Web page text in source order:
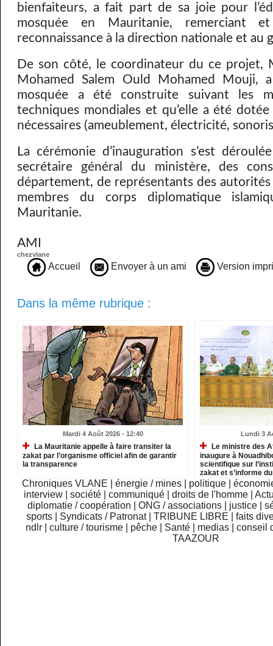
bienfaiteurs, a fait part de sa joie pour
mosquée en Mauritanie, remerciant
reconnaissance à la direction nationale et au
De son côté, le coordinateur du ce projet,
Mohamed Salem Ould Mohamed Mouji,
mosquée a été construite suivant les
techniques mondiales et qu’elle a été
nécessaires (ameublement, électricité,
La cérémonie d’inauguration s’est
secrétaire général du ministère, des
département, de représentants des
membres du corps diplomatique
Mauritanie.
AMI
chezvlane
Accueil Envoyer à un ami Version
Dans la même rubrique :
Mardi 4 Août 2026 - 12:40
La Mauritanie appelle à faire transiter la
zakat par l’organisme officiel afin de garantir
la transparence
Lundi 3
Le ministre des
inaugure à
scientifique sur
zakat et s’informe
institutions relevant
Chroniques VLANE énergie / mines politique
interview
|société |communiqué |droits de l'homme |
diplomatie / coopération
ONG / associations justice
sports
Syndicats / Patronat TRIBUNE LIBRE
faits
ndlr
|culture / tourisme pêche Santé medias |conseil
TAAZOUR